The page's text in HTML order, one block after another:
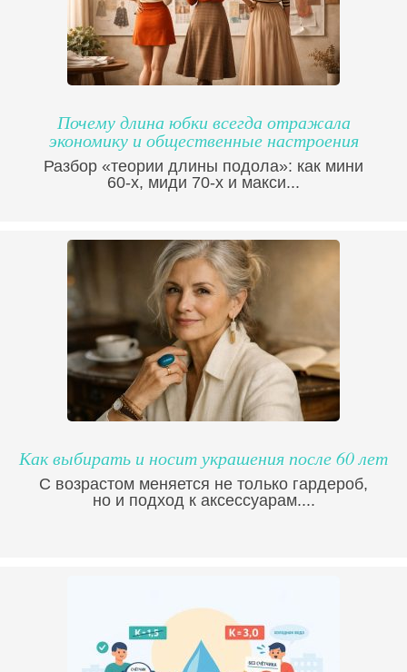
Почему длина юбки всегда отражала
экономику и общественные настроения
Разбор «теории длины подола»: как мини
60-х, миди 70-х и макси...
Как выбирать и носит украшения после 60 лет
С возрастом меняется не только гардероб,
но и подход к аксессуарам....